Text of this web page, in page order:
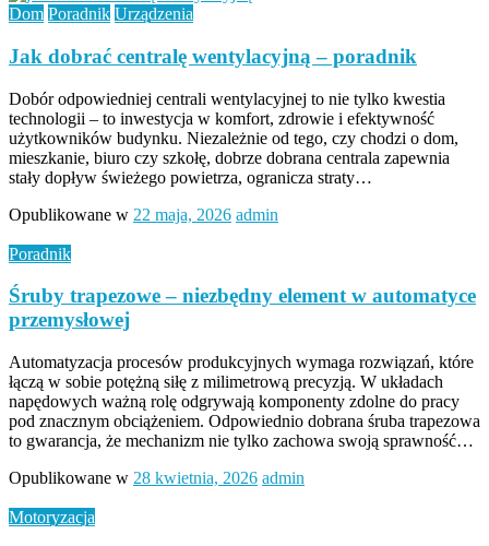
Dom Poradnik Urządzenia
Jak dobrać centralę wentylacyjną – poradnik
Dobór odpowiedniej centrali wentylacyjnej to nie tylko kwestia
technologii – to inwestycja w komfort, zdrowie i efektywność
użytkowników budynku. Niezależnie od tego, czy chodzi o dom,
mieszkanie, biuro czy szkołę, dobrze dobrana centrala zapewnia
stały dopływ świeżego powietrza, ogranicza straty…
Opublikowane w 22 maja, 2026 admin
Poradnik
Śruby trapezowe – niezbędny element w automatyce
przemysłowej
Automatyzacja procesów produkcyjnych wymaga rozwiązań, które
łączą w sobie potężną siłę z milimetrową precyzją. W układach
napędowych ważną rolę odgrywają komponenty zdolne do pracy
pod znacznym obciążeniem. Odpowiednio dobrana śruba trapezowa
to gwarancja, że mechanizm nie tylko zachowa swoją sprawność…
Opublikowane w 28 kwietnia, 2026 admin
Motoryzacja